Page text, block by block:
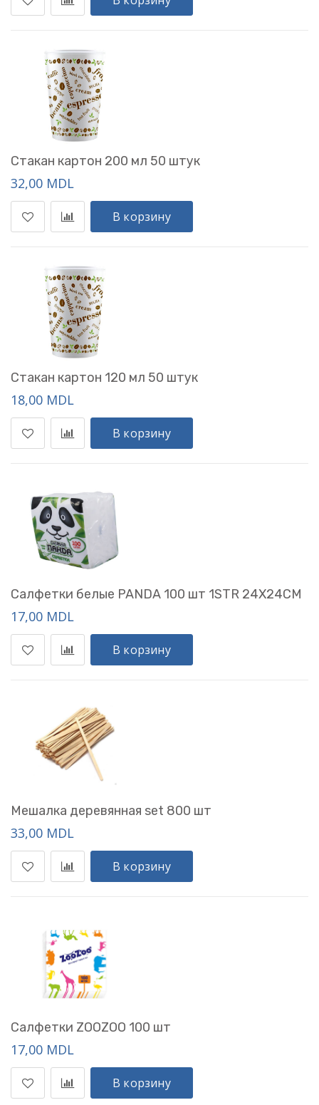
Стакан картон 200 мл 50 штук
32,00 MDL
В корзину
Стакан картон 120 мл 50 штук
18,00 MDL
В корзину
Салфетки белые PANDA 100 шт 1STR 24X24CM
17,00 MDL
В корзину
Мешалка деревянная set 800 шт
33,00 MDL
В корзину
Салфетки ZOOZOO 100 шт
17,00 MDL
В корзину